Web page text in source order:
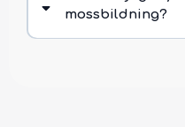
mossbildning?